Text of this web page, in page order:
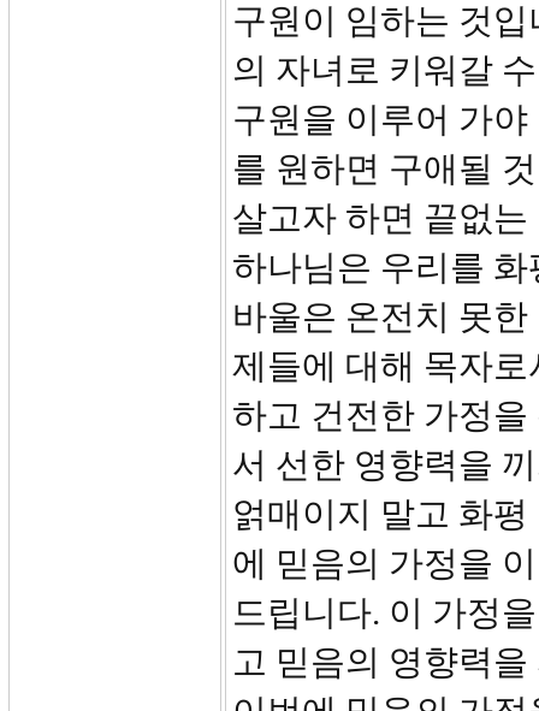
구원이 임하는 것
의 자녀로 키워갈
구원을 이루어 가
를 원하면 구애될
살고자 하면 끝없
하나님은 우리를
바울은 온전치 못
제들에 대해 목자
하고 건전한 가정
서 선한 영향력을
얽매이지 말고 화
에 믿음의 가정을
드립니다. 이 가정
고 믿음의 영향력